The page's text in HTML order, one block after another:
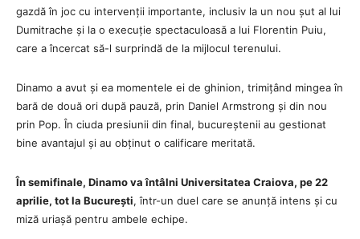
gazdă în joc cu intervenții importante, inclusiv la un nou șut al lui
Dumitrache și la o execuție spectaculoasă a lui Florentin Puiu,
care a încercat să-l surprindă de la mijlocul terenului.
Dinamo a avut și ea momentele ei de ghinion, trimițând mingea în
bară de două ori după pauză, prin Daniel Armstrong și din nou
prin Pop. În ciuda presiunii din final, bucureștenii au gestionat
bine avantajul și au obținut o calificare meritată.
În semifinale, Dinamo va întâlni Universitatea Craiova, pe 22
aprilie, tot la București, într-un duel care se anunță intens și cu
miză uriașă pentru ambele echipe.